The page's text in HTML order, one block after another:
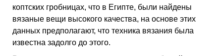
коптских гробницах, что в Египте, были найдены
вязаные вещи высокого качества, на основе этих
данных предполагают, что техника вязания была
известна задолго до этого.